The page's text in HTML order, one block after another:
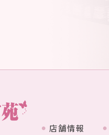
店舗情報